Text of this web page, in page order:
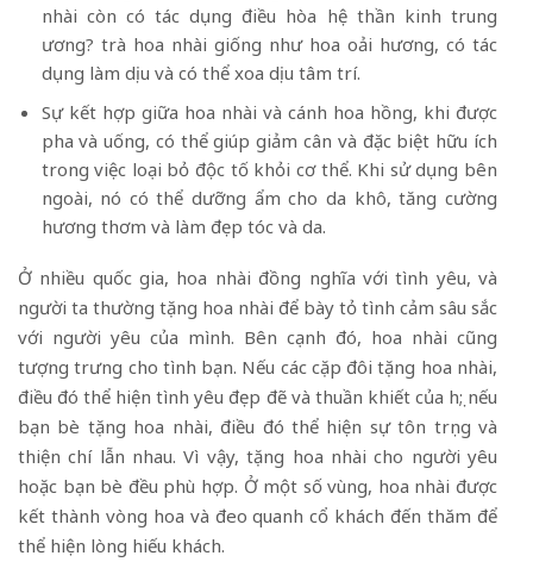
nhài còn có tác dụng điều hòa hệ thần kinh trung
ương? trà hoa nhài giống như hoa oải hương, có tác
dụng làm dịu và có thể xoa dịu tâm trí.
Sự kết hợp giữa hoa nhài và cánh hoa hồng, khi được
pha và uống, có thể giúp giảm cân và đặc biệt hữu ích
trong việc loại bỏ độc tố khỏi cơ thể. Khi sử dụng bên
ngoài, nó có thể dưỡng ẩm cho da khô, tăng cường
hương thơm và làm đẹp tóc và da.
Ở nhiều quốc gia, hoa nhài đồng nghĩa với tình yêu, và
người ta thường tặng hoa nhài để bày tỏ tình cảm sâu sắc
với người yêu của mình. Bên cạnh đó, hoa nhài cũng
tượng trưng cho tình bạn. Nếu các cặp đôi tặng hoa nhài,
điều đó thể hiện tình yêu đẹp đẽ và thuần khiết của họ; nếu
bạn bè tặng hoa nhài, điều đó thể hiện sự tôn trọng và
thiện chí lẫn nhau. Vì vậy, tặng hoa nhài cho người yêu
hoặc bạn bè đều phù hợp. Ở một số vùng, hoa nhài được
kết thành vòng hoa và đeo quanh cổ khách đến thăm để
thể hiện lòng hiếu khách.